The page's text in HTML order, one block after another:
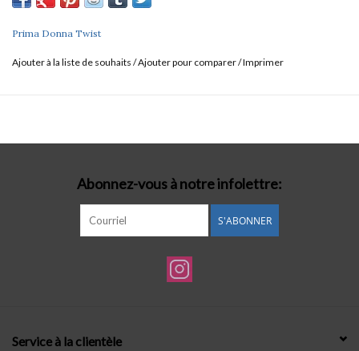
Prima Donna Twist
Ajouter à la liste de souhaits /Ajouter pour comparer/Imprimer
Abonnez-vous à notre infolettre:
S'ABONNER
Service à la clientèle